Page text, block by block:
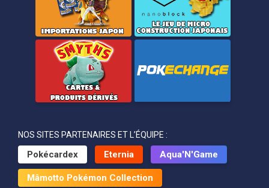
NOS SITES PARTENAIRES ET L’ÉQUIPE :
Pokécardex Eternia Aqua'N'Game
Mâmotto Pokémon Collection